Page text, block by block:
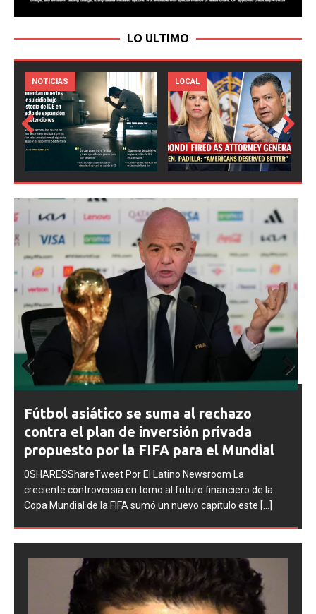
LO ULTIMO
LOCAL NOTICIAS
Prev
Next
FIFA abre expedientes disciplinarios
contra Argentina tras los incidentes en
la final del Mundial 2026
0SHARESShareTweet Por El Latino Newsroom La FIFA
inició una serie de procesos disciplinarios contra la
Asociación del Fútbol Argentino (AFA), cuatro integrantes
de la selección
Prev
ious
Next